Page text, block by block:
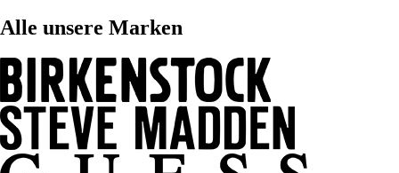
Alle unsere Marken